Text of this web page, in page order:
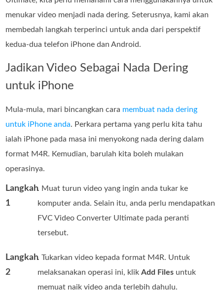
menukar video menjadi nada dering. Seterusnya, kami akan
membedah langkah terperinci untuk anda dari perspektif
kedua-dua telefon iPhone dan Android.
Jadikan Video Sebagai Nada Dering
untuk iPhone
Mula-mula, mari bincangkan cara membuat nada dering
untuk iPhone anda. Perkara pertama yang perlu kita tahu
ialah iPhone pada masa ini menyokong nada dering dalam
format M4R. Kemudian, barulah kita boleh mulakan
operasinya.
Langkah
1
. Muat turun video yang ingin anda tukar ke
komputer anda. Selain itu, anda perlu mendapatkan
FVC Video Converter Ultimate pada peranti
tersebut.
Langkah
2
. Tukarkan video kepada format M4R. Untuk
melaksanakan operasi ini, klikAdd Files untuk
memuat naik video anda terlebih dahulu.